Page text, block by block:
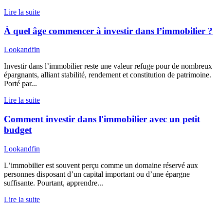
Lire la suite
À quel âge commencer à investir dans l’immobilier ?
Lookandfin
Investir dans l’immobilier reste une valeur refuge pour de nombreux
épargnants, alliant stabilité, rendement et constitution de patrimoine.
Porté par...
Lire la suite
Comment investir dans l'immobilier avec un petit
budget
Lookandfin
L’immobilier est souvent perçu comme un domaine réservé aux
personnes disposant d’un capital important ou d’une épargne
suffisante. Pourtant, apprendre...
Lire la suite